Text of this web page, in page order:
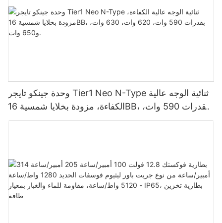
وحدة جينكو تايجر Tier1 Neo N-Type ثنائية الوجه عالية
الكفاءة، مزودة بخلايا شمسية 16BB، بقدرات 590 وات،
620 وات، 630 وات، و650 وات.